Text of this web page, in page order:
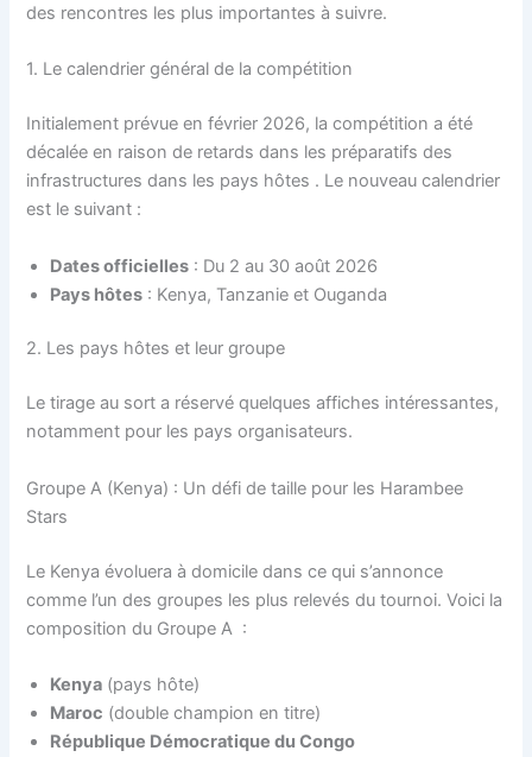
des rencontres les plus importantes à suivre.
1. Le calendrier général de la compétition
Initialement prévue en février 2026, la compétition a été
décalée en raison de retards dans les préparatifs des
infrastructures dans les pays hôtes . Le nouveau calendrier
est le suivant :
Dates officielles : Du 2 au 30 août 2026
Pays hôtes : Kenya, Tanzanie et Ouganda
2. Les pays hôtes et leur groupe
Le tirage au sort a réservé quelques affiches intéressantes,
notamment pour les pays organisateurs.
Groupe A (Kenya) : Un défi de taille pour les Harambee
Stars
Le Kenya évoluera à domicile dans ce qui s’annonce
comme l’un des groupes les plus relevés du tournoi. Voici la
composition du Groupe A :
Kenya (pays hôte)
Maroc (double champion en titre)
République Démocratique du Congo